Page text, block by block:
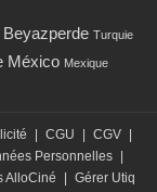
Beyazperde Turquie
México Mexique
CGU CGV
Personnelles
AlloCiné Gérer Utiq